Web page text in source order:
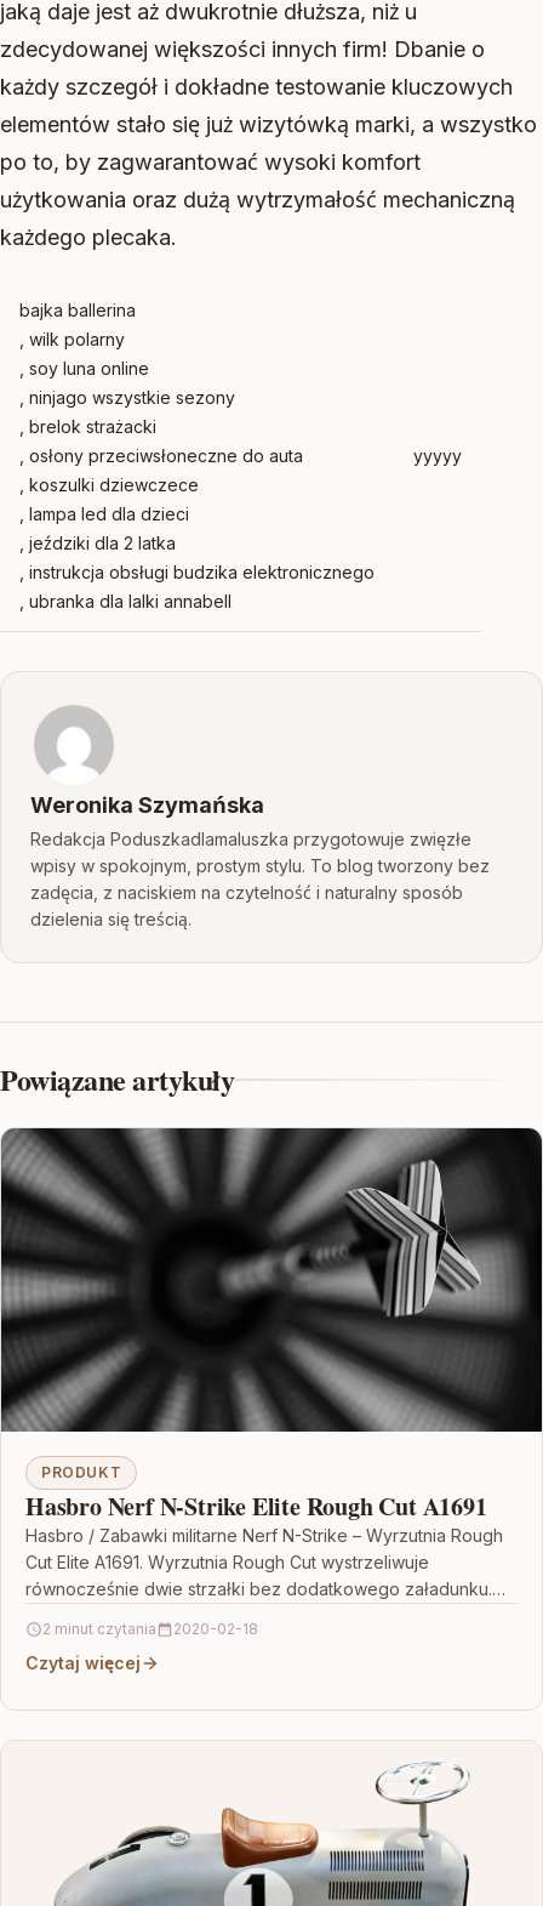
jaką daje jest aż dwukrotnie dłuższa, niż u
zdecydowanej większości innych firm! Dbanie o
każdy szczegół i dokładne testowanie kluczowych
elementów stało się już wizytówką marki, a wszystko
po to, by zagwarantować wysoki komfort
użytkowania oraz dużą wytrzymałość mechaniczną
każdego plecaka.
bajka ballerina
, wilk polarny
, soy luna online
, ninjago wszystkie sezony
, brelok strażacki
, osłony przeciwsłoneczne do auta
, koszulki dziewczece
, lampa led dla dzieci
, jeździki dla 2 latka
, instrukcja obsługi budzika elektronicznego
, ubranka dla lalki annabell
yyyyy
Weronika Szymańska
Redakcja Poduszkadlamaluszka przygotowuje zwięzłe
wpisy w spokojnym, prostym stylu. To blog tworzony bez
zadęcia, z naciskiem na czytelność i naturalny sposób
dzielenia się treścią.
Powiązane artykuły
PRODUKT
Hasbro Nerf N-Strike Elite Rough Cut A1691
Hasbro / Zabawki militarne Nerf N-Strike – Wyrzutnia Rough
Cut Elite A1691. Wyrzutnia Rough Cut wystrzeliwuje
równocześnie dwie strzałki bez dodatkowego załadunku.
2 minut czytania 2020-02-18
Czytaj więcej